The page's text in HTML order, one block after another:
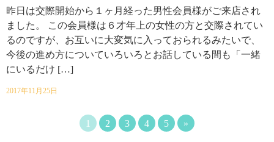
昨日は交際開始から１ヶ月経った男性会員様がご来店され
ました。 この会員様は６才年上の女性の方と交際されてい
るのですが、お互いに大変気に入っておられるみたいで、
今後の進め方についていろいろとお話している間も「一緒
にいるだけ […]
2017年11月25日
1 2 3 4 5 »